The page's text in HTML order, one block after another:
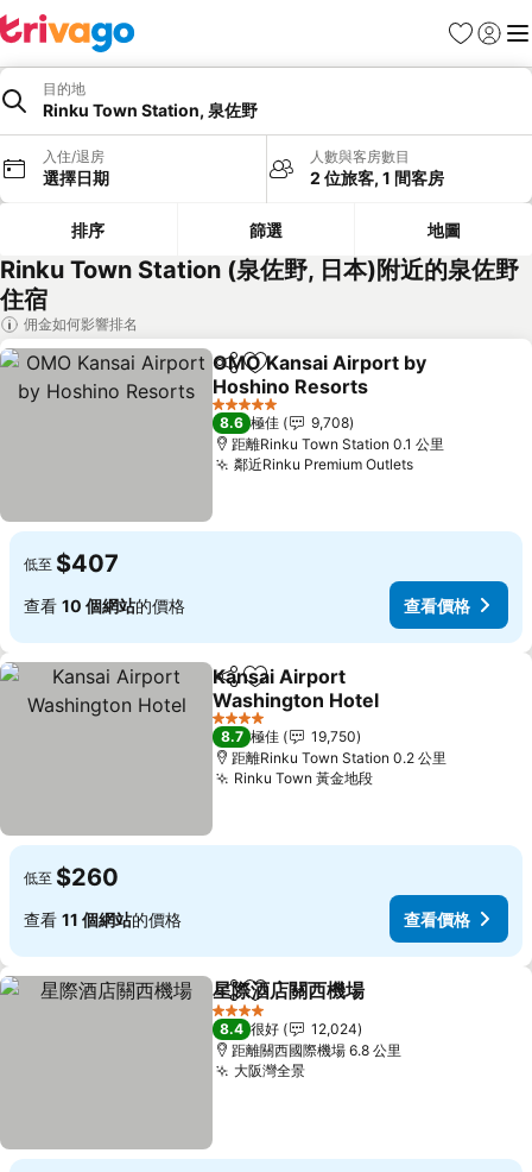
收藏夾
登入 選
目的地
Rinku Town Station, 泉佐野
入住/退房
選擇日期
人數與客房數目
2 位旅客, 1 間客房
排序 篩選 地圖
Rinku Town Station (泉佐野, 日本)附近的泉佐野
住宿
佣金如何影響排名
分享 放到收藏夾
OMO Kansai Airport by
Hoshino Resorts
5 星級
8.6 極佳
9,708
距離Rinku Town Station 0.1 公里
鄰近Rinku Premium Outlets
低至 $407
查看 10 個網站的價格 查看價格
分享 放到收藏夾
Kansai Airport
Washington Hotel
4 星級
8.7 極佳
19,750
距離Rinku Town Station 0.2 公里
Rinku Town 黃金地段
低至 $260
查看 11 個網站的價格 查看價格
分享 放到收藏夾
星際酒店關西機場
4 星級
8.4 很好
12,024
距離關西國際機場 6.8 公里
大阪灣全景